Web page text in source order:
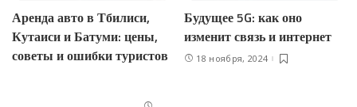
Аренда авто в Тбилиси,
Кутаиси и Батуми: цены,
советы и ошибки туристов
Будущее 5G: как оно
изменит связь и интернет
18 ноября, 2024